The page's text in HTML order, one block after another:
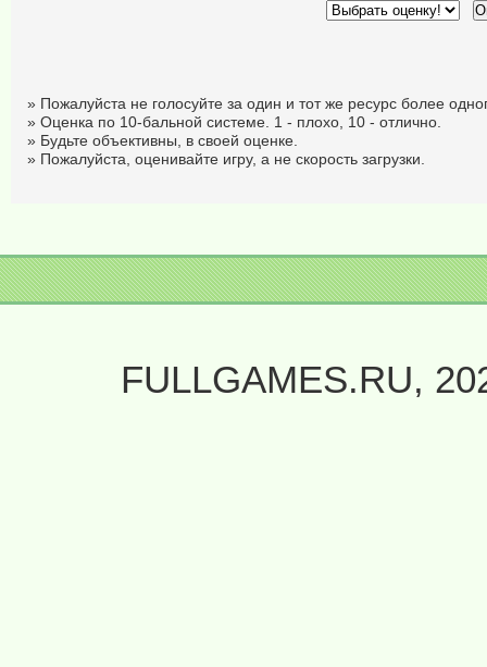
» Пожалуйста не голосуйте за один и тот же ресурс более
» Оценка по 10-бальной системе. 1 - плохо, 10 - отлично.
» Будьте объективны, в своей оценке.
» Пожалуйста, оценивайте игру, а не скорость загрузки.
FULLGAMES.RU,